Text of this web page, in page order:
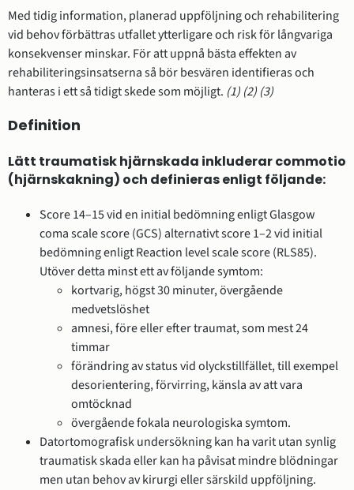
Med tidig information, planerad uppföljning och rehabilitering
vid behov förbättras utfallet ytterligare och risk för långvariga
konsekvenser minskar. För att uppnå bästa effekten av
rehabiliteringsinsatserna så bör besvären identifieras och
hanteras i ett så tidigt skede som möjligt. (1) (2) (3)
Definition
Lätt traumatisk hjärnskada inkluderar commotio
(hjärnskakning) och definieras enligt följande:
Score 14–15 vid en initial bedömning enligt Glasgow
coma scale score (GCS) alternativt score 1–2 vid initial
bedömning enligt Reaction level scale score (RLS85).
Utöver detta minst ett av följande symtom:
kortvarig, högst 30 minuter, övergående
medvetslöshet
amnesi, före eller efter traumat, som mest 24
timmar
förändring av status vid olyckstillfället, till exempel
desorientering, förvirring, känsla av att vara
omtöcknad
övergående fokala neurologiska symtom.
Datortomografisk undersökning kan ha varit utan synlig
traumatisk skada eller kan ha påvisat mindre blödningar
men utan behov av kirurgi eller särskild uppföljning.